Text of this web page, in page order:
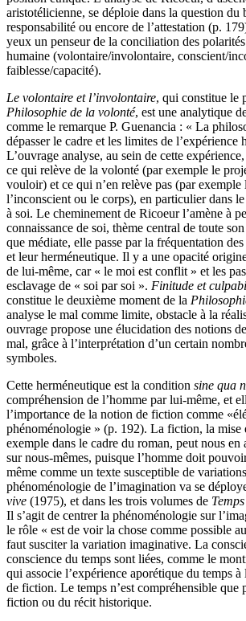
aristotélicienne, se déploie dans la question du
responsabilité ou encore de l’attestation (p.
yeux un penseur de la conciliation des
humaine (volontaire/involontaire, conscient/
faiblesse/capacité).
Le volontaire et l’involontaire, qui constitue le
Philosophie de la volonté, est une analytique
comme le remarque P. Guenancia : « La
dépasser le cadre et les limites de l’expérience
L’ouvrage analyse, au sein de cette
ce qui relève de la volonté (par exemple le
vouloir) et ce qui n’en relève pas (par exemple
l’inconscient ou le corps), en particulier dans
à soi. Le cheminement de Ricoeur l’amène à
connaissance de soi, thème central de toute
que médiate, elle passe par la fréquentation
et leur herméneutique. Il y a une opacité
de lui-même, car « le moi est conflit » et les
esclavage de « soi par soi ». Finitude et
constitue le deuxième moment de la
analyse le mal comme limite, obstacle à la
ouvrage propose une élucidation des notions
mal, grâce à l’interprétation d’un certain
symboles.
Cette herméneutique est la condition sine qua
compréhension de l’homme par lui-même, et
l’importance de la notion de fiction comme
phénoménologie » (p. 192). La fiction, la mise
exemple dans le cadre du roman, peut nous en
sur nous-mêmes, puisque l’homme doit
même comme un texte susceptible de
phénoménologie de l’imagination va se
vive (1975), et dans les trois volumes de
Il s’agit de centrer la phénoménologie sur
le rôle « est de voir la chose comme possible
faut susciter la variation imaginative. La
conscience du temps sont liées, comme le
qui associe l’expérience aporétique du temps
de fiction. Le temps n’est compréhensible que
fiction ou du récit historique.